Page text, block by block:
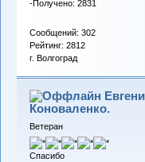
-Получено: 2831
Сообщений: 302
Рейтинг: 2812
г. Волгоград
Коноваленко.
Ветеран
Спасибо